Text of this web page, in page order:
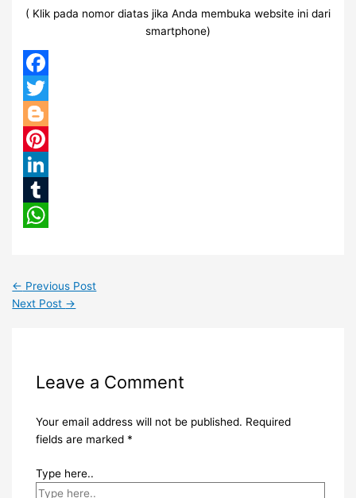
( Klik pada nomor diatas jika Anda membuka website ini dari
smartphone)
Facebook
Twitter
Blogger
Pinterest
LinkedIn
Tumblr
← Previous Post
Next Post →
Leave a Comment
Your email address will not be published. Required
fields are marked *
Type here..